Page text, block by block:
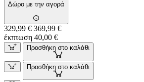
Δώρο με την αγορά
329,99 € 369,99 €
έκπτωση 40,00 €
Προσθήκη στο καλάθι
Προσθήκη στο καλάθι